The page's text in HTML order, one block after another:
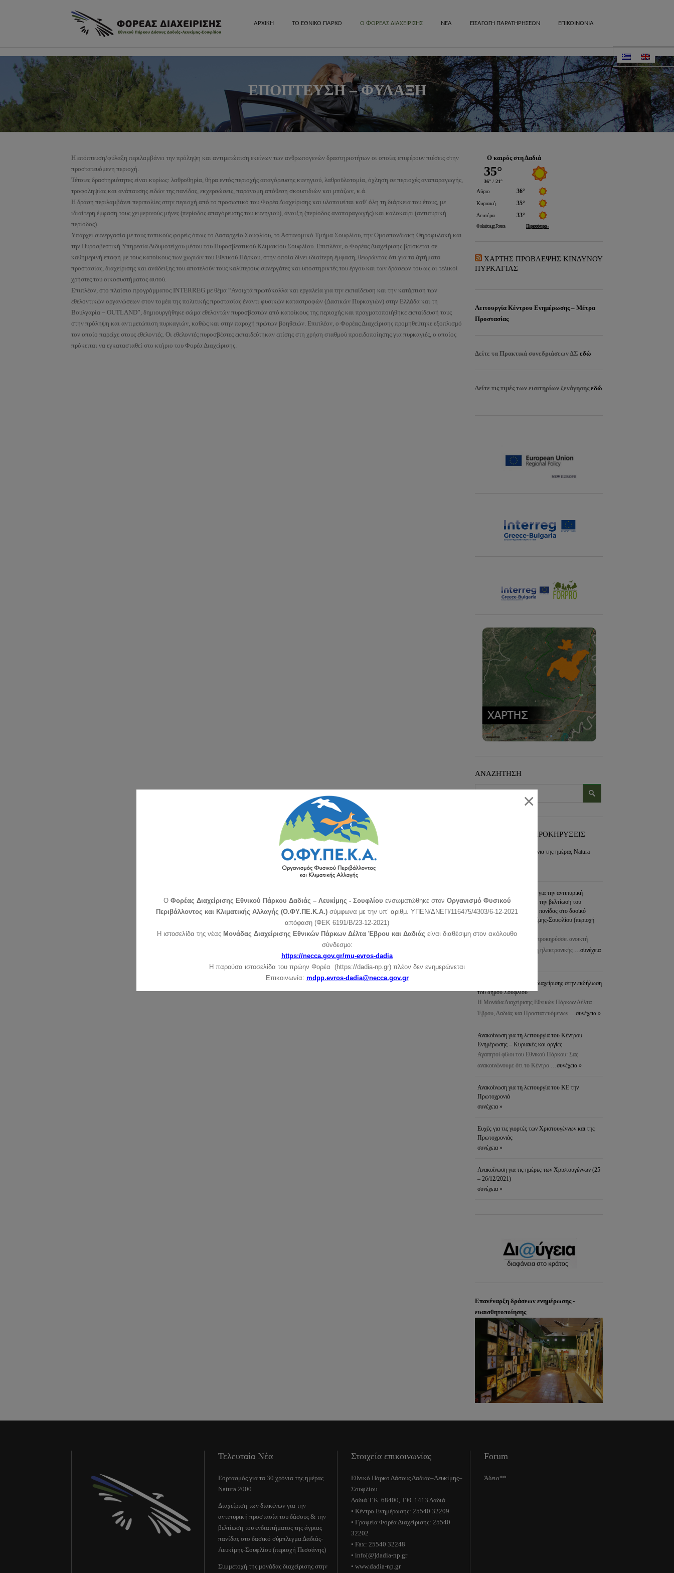
ΑΡΧΙΚΗ ΤΟ ΕΘΝΙΚΟ ΠΑΡΚΟ
Πως θα έρθετε
Το κέντρο ενημέρωσης
Μονοπάτια
Οδικές διαδρομές
Γενικές Πληροφορίες
Γεωλογία-Μορφολογία
Κλίμα
Χλωρίδα-Βλάστηση
Οικονομία-Δραστηριότητες
Ιστορικά μνημεία
Πόλεις και χωριά
Θρησκευτικά στοιχεία
Ο ΦΟΡΕΑΣ ΔΙΑΧΕΙΡΙΣΗΣ ΝΕΑ ΕΙΣΑΓΩΓΗ ΠΑΡΑΤΗΡΗΣΕΩΝ ΕΠΙΚΟΙΝΩΝΙΑ
ΕΠΟΠΤΕΥΣΗ – ΦΥΛΑΞΗ
H επόπτευση/φύλαξη περιλαμβάνει την πρόληψη και αντιμετώπιση εκείνων των ανθρωπογενών δραστηριοτήτων οι οποίες επιφέρουν πιέσεις στην
προστατευόμενη περιοχή.
Τέτοιες δραστηριότητες είναι κυρίως: λαθροθηρία, θήρα εντός περιοχής απαγόρευσης κυνηγιού, λαθροϋλοτομία, όχληση σε περιοχές αναπαραγωγής,
τροφοληψίας και ανάπαυσης ειδών της πανίδας, εκχερσώσεις, παράνομη απόθεση σκουπιδιών και μπάζων, κ.ά.
Η δράση περιλαμβάνει περιπολίες στην περιοχή από το προσωπικό του Φορέα Διαχείρισης και υλοποιείται καθ’ όλη τη διάρκεια του έτους, με
ιδιαίτερη έμφαση τους χειμερινούς μήνες (περίοδος απαγόρευσης του κυνηγιού), άνοιξη (περίοδος αναπαραγωγής) και καλοκαίρι (αντιπυρική
περίοδος).
Υπάρχει συνεργασία με τους τοπικούς φορείς όπως το Δασαρχείο Σουφλίου, το Αστυνομικό Τμήμα Σουφλίου, την Ομοσπονδιακή Θηροφυλακή και
την Πυροσβεστική Υπηρεσία Διδυμοτείχου μέσου του Πυροσβεστικού Κλιμακίου Σουφλίου. Επιπλέον, ο Φορέας Διαχείρισης βρίσκεται σε
καθημερινή επαφή με τους κατοίκους των χωριών του Εθνικού Πάρκου, στην οποία δίνει ιδιαίτερη έμφαση, θεωρώντας ότι για τα ζητήματα
προστασίας, διαχείρισης και ανάδειξης του αποτελούν τους καλύτερους συνεργάτες και υποστηρικτές του έργου και των δράσεων του ως οι τελικοί
χρήστες του οικοσυστήματος αυτού.
Επιπλέον, στο πλαίσιο προγράμματος INTERREG με θέμα “Ανοιχτά πρωτόκολλα και εργαλεία για την εκπαίδευση και την κατάρτιση των
εθελοντικών οργανώσεων στον τομέα της πολιτικής προστασίας έναντι φυσικών καταστροφών (Δασικών Πυρκαγιών) στην Ελλάδα και τη
Βουλγαρία – OUTLAND”, δημιουργήθηκε σώμα εθελοντών πυροσβεστών από κατοίκους της περιοχής και πραγματοποιήθηκε εκπαίδευσή τους
στην πρόληψη και αντιμετώπιση πυρκαγιών, καθώς και στην παροχή πρώτων βοηθειών. Επιπλέον, ο Φορέας Διαχείρισης προμηθεύτηκε εξοπλισμό
τον οποίο παρείχε στους εθελοντές. Οι εθελοντές πυροσβέστες εκπαιδεύτηκαν επίσης στη χρήση σταθμού προειδοποίησης για πυρκαγιές, ο οποίος
πρόκειται να εγκατασταθεί στο κτήριο του Φορέα Διαχείρισης.
Ο καιρός στη Δαδιά
ΧΑΡΤΗΣ ΠΡΟΒΛΕΨΗΣ ΚΙΝΔΥΝΟΥ
ΠΥΡΚΑΓΙΑΣ
Λειτουργία Κέντρου Ενημέρωσης – Μέτρα
Προστασίας
Δείτε τα Πρακτικά συνεδριάσεων ΔΣ εδώ
Δείτε τις τιμές των εισιτηρίων ξενάγησηςεδώ
ΑΝΑΖΗΤΗΣΗ
ΠΡΟΣΦΑΤΑ ΝΕΑ-ΠΡΟΚΗΡΥΞΕΙΣ
Εορτασμός για τα 30 χρόνια της ημέρας Natura
Διαχείριση των διακένων για την αντιπυρική
προστασία του δάσους & την βελτίωση του
ενδιαιτήματος της άγριας πανίδας στο δασικό
σύμπλεγμα Δαδιάς-Λευκίμης-Σουφλίου (περιοχή
Το Δασαρχείο Σουφλίου προκηρύσσει ανοικτή
διαδικασία για τη σύναψη ηλεκτρονικής …συνέχεια
Συμμετοχή της μονάδας διαχείρισης στην εκδήλωση
του δήμου Σουφλίου
Η Μονάδα Διαχείρισης Εθνικών Πάρκων Δέλτα
Έβρου, Δαδιάς και Προστατευόμενων …συνέχεια »
Ανακοίνωση για τη λειτουργία του Κέντρου
Ενημέρωσης – Κυριακές και αργίες
Αγαπητοί φίλοι του Εθνικού Πάρκου: Σας
ανακοινώνουμε ότι το Κέντρο …συνέχεια »
Ανακοίνωση για τη λειτουργία του ΚΕ την
Πρωτοχρονιά
συνέχεια »
Ευχές για τις γιορτές των Χριστουγέννων και της
Πρωτοχρονιάς
συνέχεια »
Ανακοίνωση για τις ημέρες των Χριστουγέννων (25
– 26/12/2021)
συνέχεια »
Επανέναρξη δράσεων ενημέρωσης -
ευαισθητοποίησης
Τελευταία Νέα
Εορτασμός για τα 30 χρόνια της ημέρας
Natura 2000
Διαχείριση των διακένων για την
αντιπυρική προστασία του δάσους & την
βελτίωση του ενδιαιτήματος της άγριας
πανίδας στο δασικό σύμπλεγμα Δαδιάς-
Λευκίμης-Σουφλίου (περιοχή Πεσσάνης)
Συμμετοχή της μονάδας διαχείρισης στην
Στοιχεία επικοινωνίας
Εθνικό Πάρκο Δάσους Δαδιάς–Λευκίμης–
Σουφλίου
Δαδιά Τ.Κ. 68400, Τ.Θ. 1413 Δαδιά
• Κέντρο Ενημέρωσης: 25540 32209
• Γραφεία Φορέα Διαχείρισης: 25540
32202
• Fax: 25540 32248
• info[@]dadia-np.gr
• www.dadia-np.gr
Forum
Άδειο**
×
O Φορέας Διαχείρισης Εθνικού Πάρκου Δαδιάς – Λευκίμης - Σουφλίου ενσωματώθηκε στον Οργανισμό Φυσικού
Περιβάλλοντος και Κλιματικής Αλλαγής (Ο.ΦΥ.ΠΕ.Κ.Α.) σύμφωνα με την υπ’ αριθμ. ΥΠΕΝ/ΔΝΕΠ/116475/4303/6-12-2021
απόφαση (ΦΕΚ 6191/Β/23-12-2021)
Η ιστοσελίδα της νέας Μονάδας Διαχείρισης Εθνικών Πάρκων Δέλτα Έβρου και Δαδιάς είναι διαθέσιμη στον ακόλουθο
σύνδεσμο:
https://necca.gov.gr/mu-evros-dadia
Η παρούσα ιστοσελίδα του πρώην Φορέα (https://dadia-np.gr) πλέον δεν ενημερώνεται
Επικοινωνία: mdpp.evros-dadia@necca.gov.gr